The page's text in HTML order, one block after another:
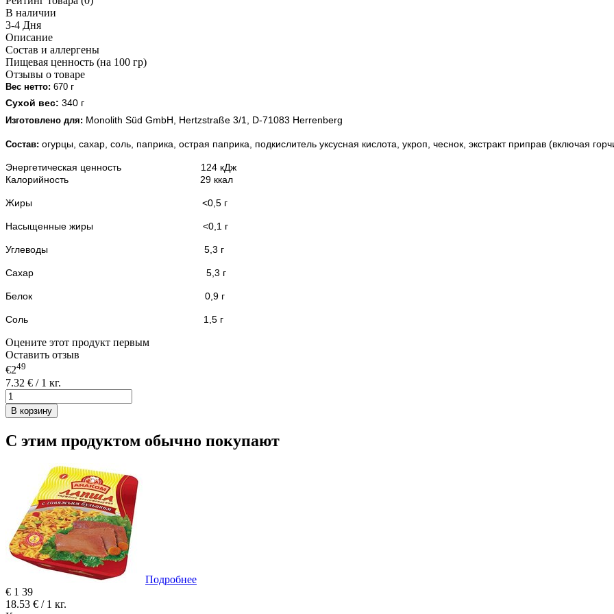
В наличии
3-4 Дня
Описание
Состав и аллергены
Пищевая ценность (на 100 гр)
Отзывы о товаре
Вес нетто: 670 г
Сухой вес: 340 г
Изготовлено для: Monolith Süd GmbH, Hertzstraße 3/1, D-71083 Herrenberg
Состав: огурцы, сахар, соль, паприка, острая паприка, подкислитель уксусная кислота, укроп, чеснок, экстракт приправ (включая
Энергетическая ценность 124 кДж
Калорийность 29 ккал
Жиры <0,5 г
Насыщенные жиры <0,1 г
Углеводы 5,3 г
Сахар 5,3 г
Белок 0,9 г
Соль 1,5 г
Оцените этот продукт первым
Оставить отзыв
€249
7.32 € / 1 кг.
В корзину
С этим продуктом обычно покупают
Подробнее
€ 1 39
18.53 € / 1 кг.